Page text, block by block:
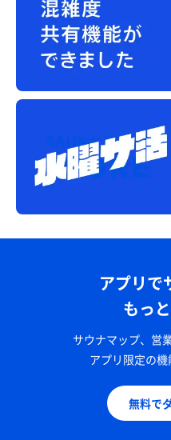
アプリで
もっ
サウナマップ、営
アプリ限定の機
無料で